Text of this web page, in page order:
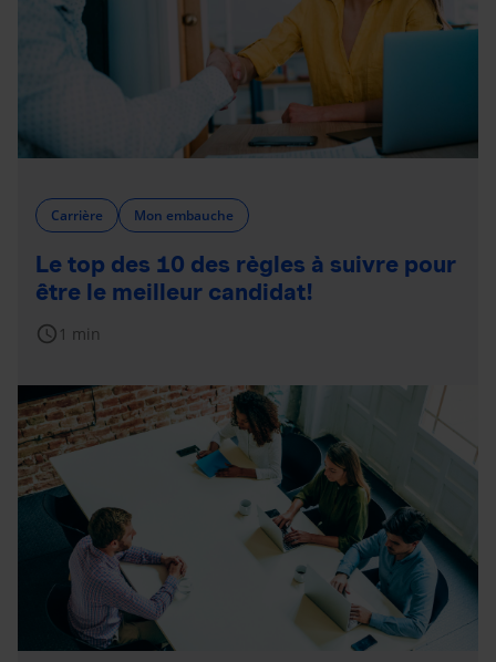
Carrière Mon embauche
Le top des 10 des règles à suivre pour
être le meilleur candidat!
schedule 1 min